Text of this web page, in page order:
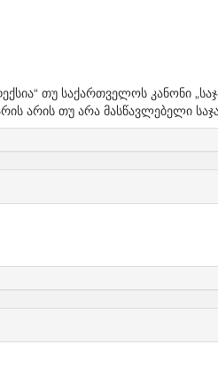
თუ საქართველოს კანონი
არის თუ არა მასწავლებელი